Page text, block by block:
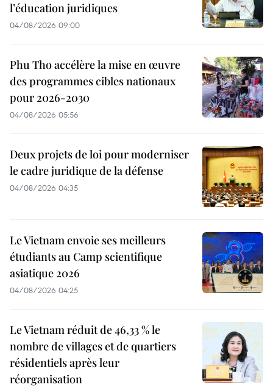
l’éducation juridiques
04/08/2026 09:00
Phu Tho accélère la mise en œuvre
des programmes cibles nationaux
pour 2026-2030
04/08/2026 05:56
Deux projets de loi pour moderniser
le cadre juridique de la défense
04/08/2026 04:35
Le Vietnam envoie ses meilleurs
étudiants au Camp scientifique
asiatique 2026
04/08/2026 04:25
Le Vietnam réduit de 46,33 % le
nombre de villages et de quartiers
résidentiels après leur
réorganisation